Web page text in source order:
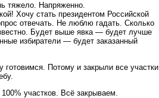
тяжело. Напряженно.
Хочу стать президентом Российской
отвечать. Не люблю гадать. Сколько
Будет выше явка — будет лучше
избиратели — будет заказанный
Потому и закрыли все участки
участков. Всё закрываем.